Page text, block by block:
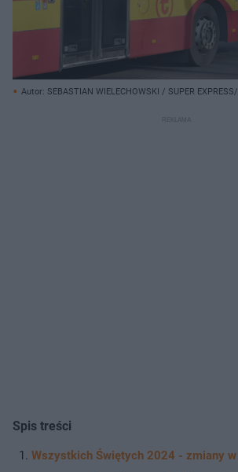
Autor: SEBASTIAN WIELECHOWSKI / SUPER
Spis treści
Wszystkich Świętych 2024 - zmiany w